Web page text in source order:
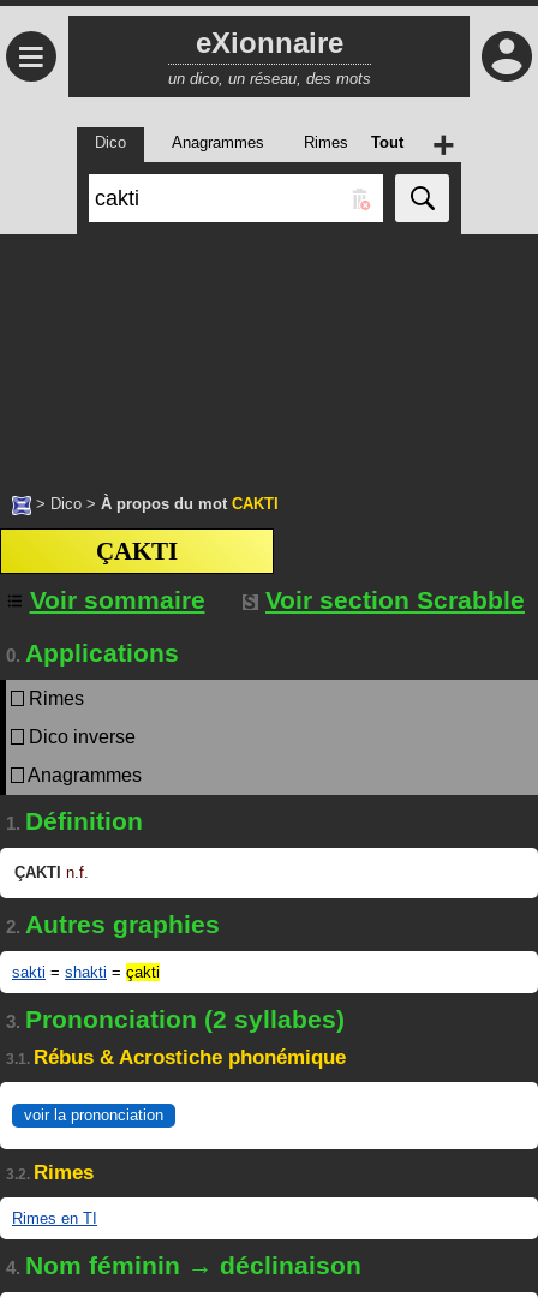
≡ eXionnaire
un dico, un réseau, des mots
Dico Anagrammes Rimes Tout +
> Dico > À propos du mot CAKTI
ÇAKTI
Voir sommaire
Voir section Scrabble
0. Applications
Rimes
Dico inverse
Anagrammes
1. Définition
ÇAKTI n.f.
2. Autres graphies
sakti = shakti = çakti
3. Prononciation (2 syllabes)
3.1. Rébus & Acrostiche phonémique
voir la prononciation
3.2. Rimes
Rimes en TI
4. Nom féminin → déclinaison